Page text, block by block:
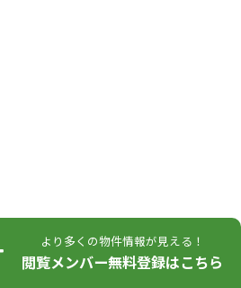
より多くの物件情報が見える！
閲覧メンバー無料登録はこちら